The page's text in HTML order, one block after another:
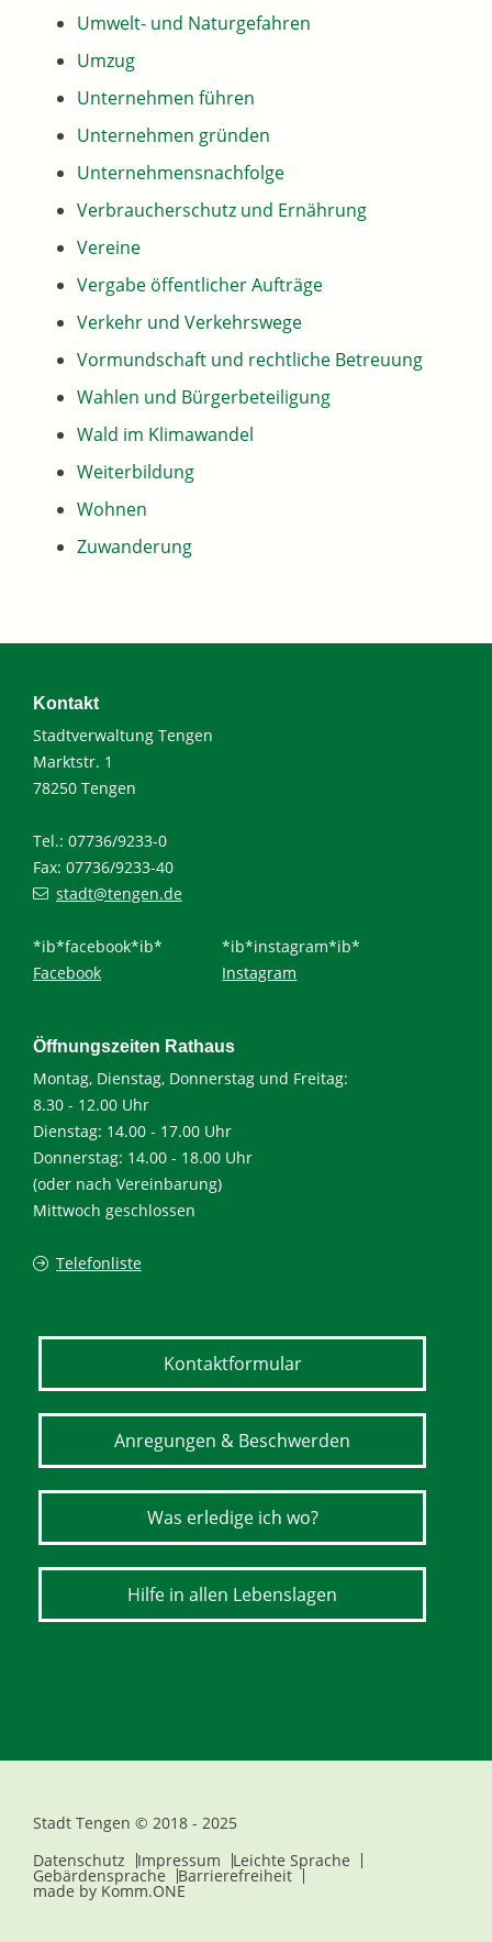
Umwelt- und Naturgefahren
Umzug
Unternehmen führen
Unternehmen gründen
Unternehmensnachfolge
Verbraucherschutz und Ernährung
Vereine
Vergabe öffentlicher Aufträge
Verkehr und Verkehrswege
Vormundschaft und rechtliche Betreuung
Wahlen und Bürgerbeteiligung
Wald im Klimawandel
Weiterbildung
Wohnen
Zuwanderung
Kontakt
Stadtverwaltung Tengen
Marktstr. 1
78250 Tengen
Tel.: 07736/9233-0
Fax: 07736/9233-40
stadt@tengen.de
*ib*facebook*ib*
Facebook
*ib*instagram*ib*
Instagram
Öffnungszeiten Rathaus
Montag, Dienstag, Donnerstag und Freitag:
8.30 - 12.00 Uhr
Dienstag: 14.00 - 17.00 Uhr
Donnerstag: 14.00 - 18.00 Uhr
(oder nach Vereinbarung)
Mittwoch geschlossen
Telefonliste
Kontaktformular
Anregungen & Beschwerden
Was erledige ich wo?
Hilfe in allen Lebenslagen
Stadt Tengen © 2018 - 2025
Datenschutz
Impressum Leichte Sprache
Gebärdensprache Barrierefreiheit
made by Komm.ONE